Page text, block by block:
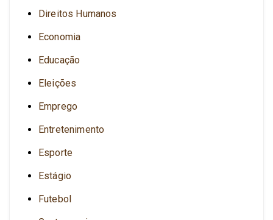
Direitos Humanos
Economia
Educação
Eleições
Emprego
Entretenimento
Esporte
Estágio
Futebol